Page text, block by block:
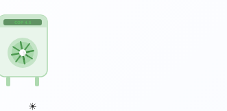
🌿
☀
COP 4.5